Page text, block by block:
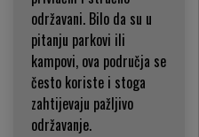
održavani. Bilo da su u
pitanju parkovi ili
kampovi, ova područja se
često koriste i stoga
zahtijevaju pažljivo
održavanje.